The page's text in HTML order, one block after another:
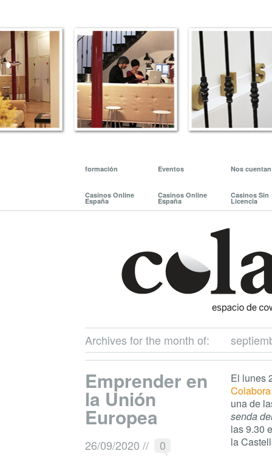
formación Eventos Nos cuentan
Casinos Online
España
Casinos Online
España
Casinos Sin
Licencia
Archives for the month of:
Emprender en
la Unión
Europea
26/09/2020 // 0
El lunes
una de
senda
las 9.30
la